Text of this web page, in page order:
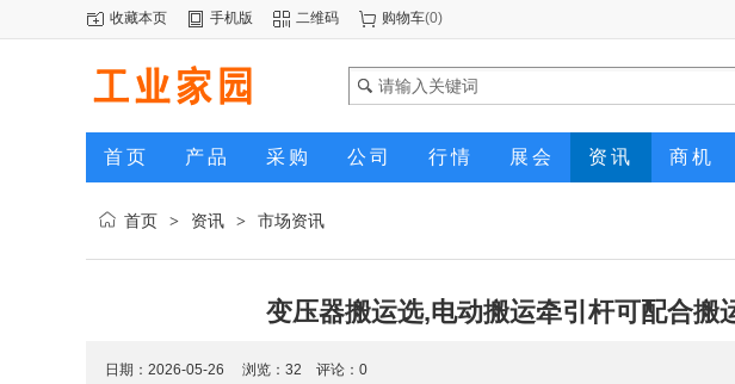
收藏本页 手机版 二维码 购物车(0)
首页 产品 采购 公司 行情 展会 资讯 商机
首页 > 资讯 > 市场资讯
变压器搬运选,电动搬运牵引杆可配合搬
日期：2026-05-26 浏览： 32 评论：0